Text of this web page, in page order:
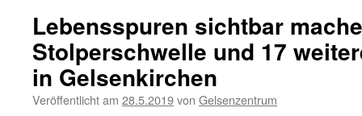
Lebensspuren sichtbar
Stolperschwelle und 17
in Gelsenkirchen
Veröffentlicht am 28.5.2019von Gelsenzentrum